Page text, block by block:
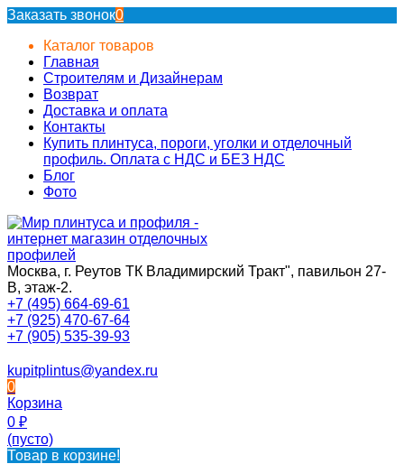
Заказать звонок0
Каталог товаров
Главная
Строителям и Дизайнерам
Возврат
Доставка и оплата
Контакты
Купить плинтуса, пороги, уголки и отделочный
профиль. Оплата с НДС и БЕЗ НДС
Блог
Фото
Москва, г. Реутов ТК Владимирский Тракт", павильон 27-
В, этаж-2.
+7 (495) 664-69-61
+7 (925) 470-67-64
+7 (905) 535-39-93
kupitplintus@yandex.ru
0
Корзина
0 ₽
(пусто)
Товар в корзине!